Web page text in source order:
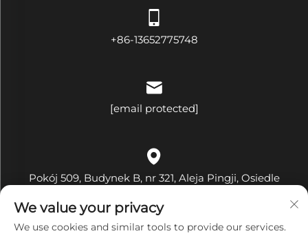
+86-13652775748
[email protected]
Pokój 509, Budynek B, nr 321, Aleja Pingji, Osiedle
Shenzhen, Prowincja Guangdong, Chiny
We value your privacy
We use cookies and similar tools to provide our services.